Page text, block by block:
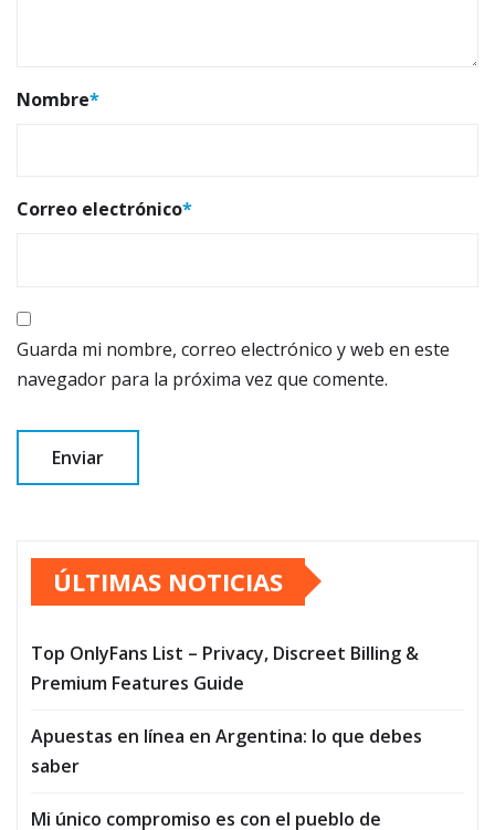
Nombre*
Correo electrónico*
Guarda mi nombre, correo electrónico y web en este
navegador para la próxima vez que comente.
ÚLTIMAS NOTICIAS
Top OnlyFans List – Privacy, Discreet Billing &
Premium Features Guide
Apuestas en línea en Argentina: lo que debes
saber
Mi único compromiso es con el pueblo de